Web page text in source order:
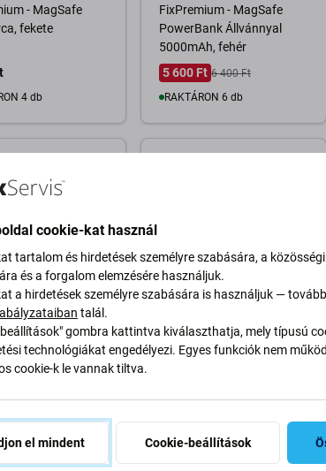
- MagSafe
fekete
4 db
FixPremium - MagSafe
PowerBank Állvánnyal
5000mAh, fehér
5 600 Ft 6 400 Ft
RAKTÁRON 6 db
/ USB kábel, 1 m,
10+ db
FixPremium
FixPremium - MagSafe
6 000 Ft
RAKTÁRON 10+ db
cookie-kat használ
tartalom és hirdetések személyre szabására, a
és a forgalom elemzésére használjuk.
a hirdetések személyre szabására is használjuk —
talál.
beállítások" gombra kattintva kiválaszthatja, mely típusú
technológiákat engedélyezi. Egyes funkciók nem
cookie-k le vannak tiltva.
el mindent Cookie-beállítások